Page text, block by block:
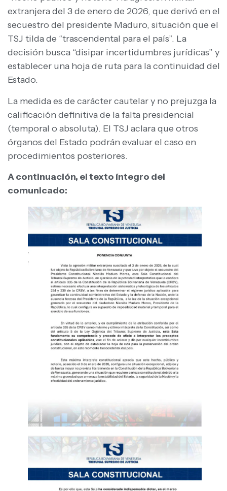
extranjera del 3 de enero de 2026, que derivó en el
secuestro del presidente Maduro, situación que el
TSJ tilda de “trascendental para el país”. La
decisión busca “disipar incertidumbres jurídicas” y
establecer una hoja de ruta para la continuidad del
Estado.
La medida es de carácter cautelar y no prejuzga la
calificación definitiva de la falta presidencial
(temporal o absoluta). El TSJ aclara que otros
órganos del Estado podrán evaluar el caso en
procedimientos posteriores.
A continuación, el texto íntegro del
comunicado: